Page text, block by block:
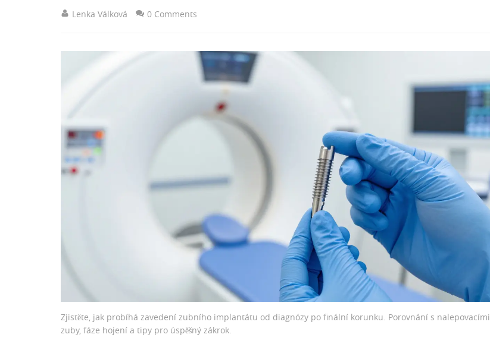
Lenka Válková 0 Comments
Zjistěte, jak probíhá zavedení zubního implantátu od diagnózy po finální korunku. Porovnání s nalepovacími
zuby, fáze hojení a tipy pro úspěšný zákrok.